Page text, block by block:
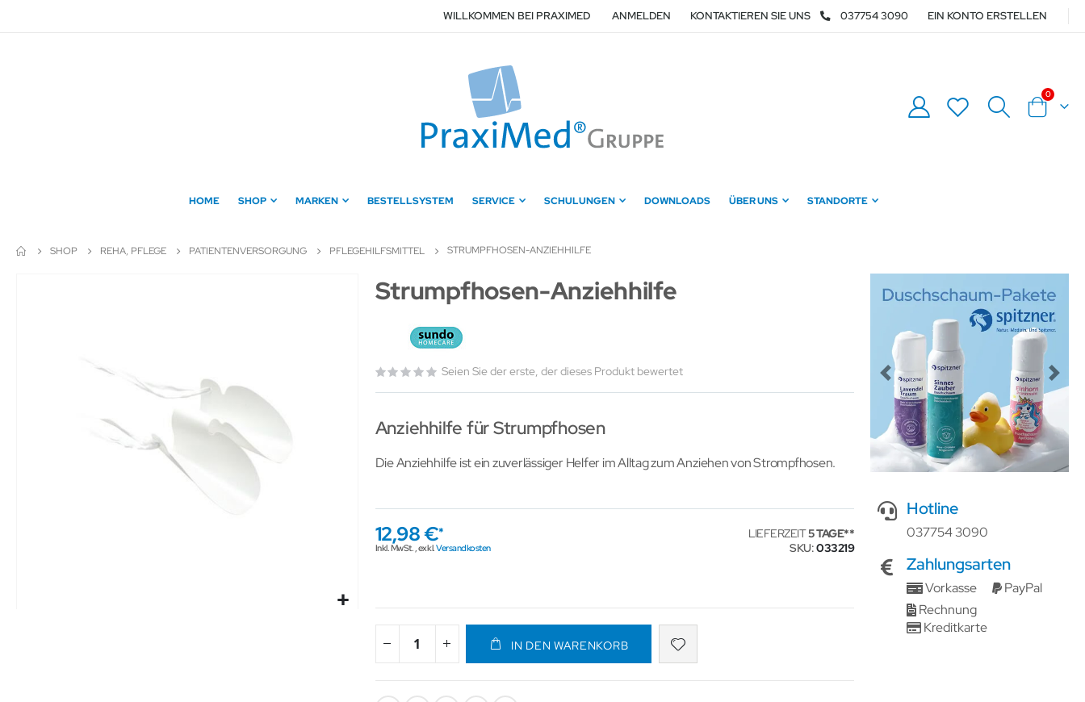
zum
WILLKOMMEN BEI PRAXIMED ANMELDEN KONTAKTIEREN SIE UNS 037754 3090 EIN KONTO ERSTELLEN
Warenkorb
0Artikel
HOME SHOP MARKEN BESTELLSYSTEM SERVICE SCHULUNGEN DOWNLOADS ÜBER UNS STANDORTE
SHOP REHA, PFLEGE PATIENTENVERSORGUNG PFLEGEHILFSMITTEL STRUMPFHOSEN-ANZIEHHILFE
Zum
Anfang
Bildergalerie
Strumpfhosen-Anziehhilfe
Seien Sie der erste, der dieses Produkt bewertet
Anziehhilfe für Strumpfhosen
Die Anziehhilfe ist ein zuverlässiger Helfer im Alltag zum Anziehen von Strompfhosen.
12,98 €
Inkl. MwSt.,exkl.Versandkosten
LIEFERZEIT5 TAGE
SKU 033219
IN DEN WARENKORB
Previous Next
Hotline
037754 3090
Zahlungsarten
Vorkasse
PayPal
Rechnung
Kreditkarte